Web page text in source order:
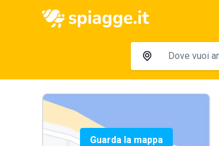
Guarda la mappa